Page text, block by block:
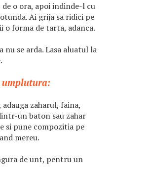
o ora, apoi indinde-l cu
Ai grija sa ridici pe
o forma de tarta, adanca.
se arda. Lasa aluatul la
umplutura:
zaharul, faina,
un baton sau zahar
si pune compozitia pe
mereu.
de unt, pentru un